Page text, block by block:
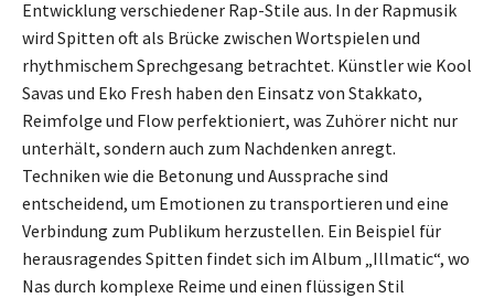
Entwicklung verschiedener Rap-Stile aus. In der Rapmusik
wird Spitten oft als Brücke zwischen Wortspielen und
rhythmischem Sprechgesang betrachtet. Künstler wie Kool
Savas und Eko Fresh haben den Einsatz von Stakkato,
Reimfolge und Flow perfektioniert, was Zuhörer nicht nur
unterhält, sondern auch zum Nachdenken anregt.
Techniken wie die Betonung und Aussprache sind
entscheidend, um Emotionen zu transportieren und eine
Verbindung zum Publikum herzustellen. Ein Beispiel für
herausragendes Spitten findet sich im Album „Illmatic“, wo
Nas durch komplexe Reime und einen flüssigen Stil